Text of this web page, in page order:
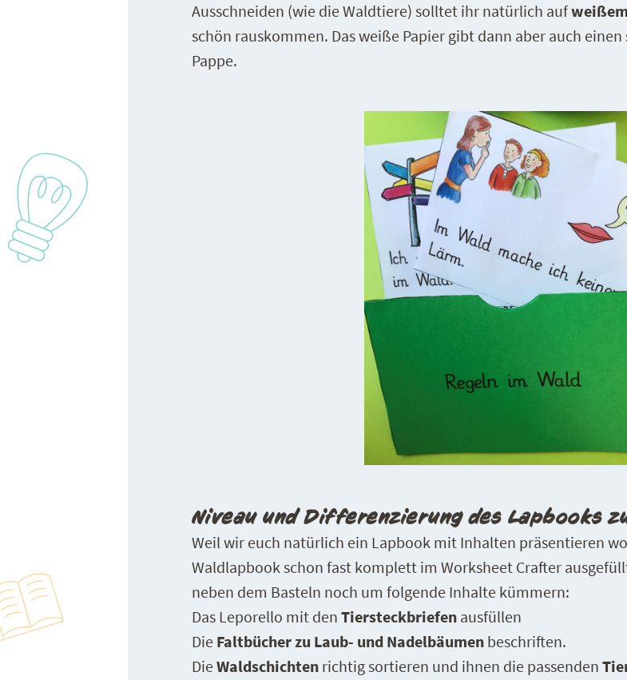
Ausschneiden (wie die Waldtiere) solltet ihr natürlich auf
schön rauskommen. Das weiße Papier gibt dann aber auch
Pappe.
Niveau und Differenzierung des Lapbooks
Weil wir euch natürlich ein Lapbook mit Inhalten präsentieren
Waldlapbook schon fast komplett im Worksheet Crafter
neben dem Basteln noch um folgende Inhalte kümmern:
Das Leporello mit den Tiersteckbriefen ausfüllen
Die Faltbücher zu Laub- und Nadelbäumen beschriften.
DieWaldschichten richtig sortieren und ihnen die passenden